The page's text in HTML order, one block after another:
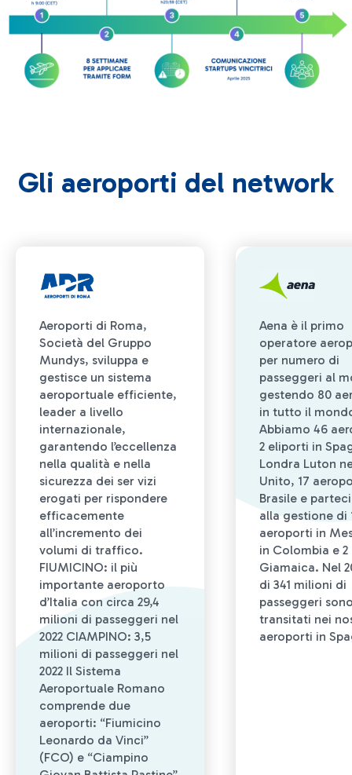
Gli aeroporti del network
Aeroporti di Roma,
Società del Gruppo
Mundys, sviluppa e
gestisce un sistema
aeroportuale efficiente,
leader a livello
internazionale,
garantendo l’eccellenza
nella qualità e nella
sicurezza dei ser vizi
erogati per rispondere
efficacemente
all’incremento dei
volumi di traffico.
FIUMICINO: il più
importante aeroporto
d’Italia con circa 29,4
milioni di passeggeri nel
2022 CIAMPINO: 3,5
milioni di passeggeri nel
2022 Il Sistema
Aeroportuale Romano
comprende due
aeroporti: “Fiumicino
Leonardo da Vinci”
(FCO) e “Ciampino
Aena è il primo
operatore
per numero di
passeggeri al
gestendo 80
in tutto il
Abbiamo 46
2 eliporti in
Londra Luton
Unito, 17
Brasile e
alla gestione di
aeroporti in
in Colombia e 2
Giamaica. Nel
di 341 milioni di
passeggeri
transitati nei
aeroporti in